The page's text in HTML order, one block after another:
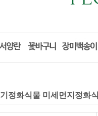
정화식물 미세먼지정화